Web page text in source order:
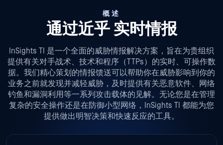
概述
通过近乎 实时情报
InSights TI 是一个全面的威胁情报解决方案，旨在为贵组织
提供有关对手战术、技术和程序（TTPs）的实时、可操作数
据。我们精心策划的情报馈送可以帮助你在威胁影响到你的
业务之前就发现并减轻威胁，及时提供有关恶意软件、网络
钓鱼和漏洞利用等一系列攻击载体的见解。无论您是在管理
复杂的安全操作还是在防御小型网络，InSights TI 都能为您
提供做出明智决策和快速反应的工具。